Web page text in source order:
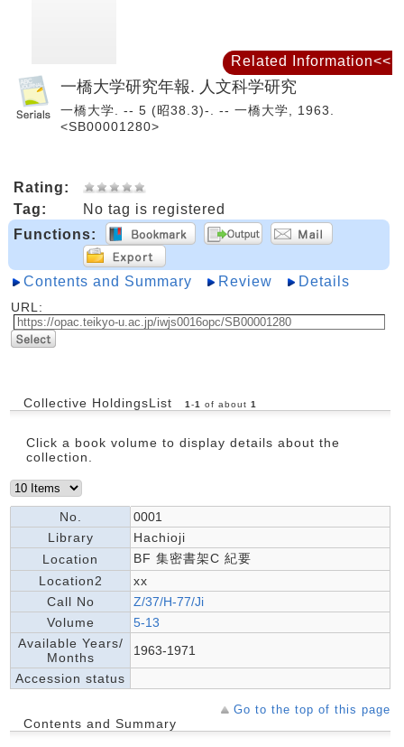
一橋大学研究年報. 人文科学研究
一橋大学. -- 5 (昭38.3)-. -- 一橋大学, 1963.
<SB00001280>
Rating:
Tag:
No tag is registered
Functions:
Contents and Summary Review Details
URL:
Collective HoldingsList 1 -1 of about 1
Click a book volume to display details about the
collection.
No.
0001
Library
Hachioji
Location
BF 集密書架C 紀要
Location2
xx
Call No
Z/37/H-77/Ji
Volume
5-13
Available Years/
Months
1963-1971
Accession status
Go to the top of this page
Contents and Summary
Related Information<<